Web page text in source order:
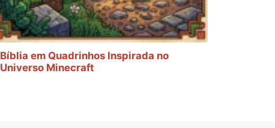
Bíblia em Quadrinhos Inspirada no
Universo Minecraft